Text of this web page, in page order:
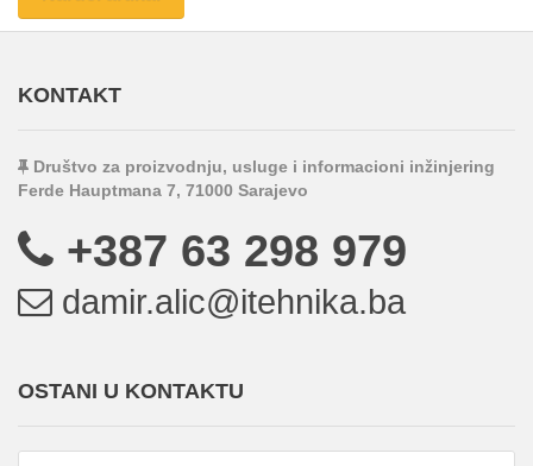
KONTAKT
Društvo za proizvodnju, usluge i informacioni inžinjering
Ferde Hauptmana 7, 71000 Sarajevo
+387 63 298 979
damir.alic@itehnika.ba
OSTANI U KONTAKTU